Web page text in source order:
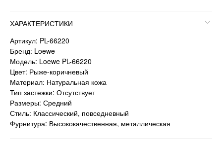
ХАРАКТЕРИСТИКИ
Артикул: PL-66220
Бренд: Loewe
Модель: Loewe PL-66220
Цвет: Рыже-коричневый
Материал: Натуральная кожа
Тип застежки: Отсутствует
Размеры: Средний
Стиль: Классический, повседневный
Фурнитура: Высококачественная, металлическая